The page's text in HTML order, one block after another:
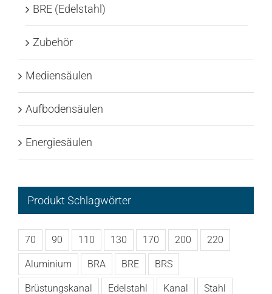
BRE (Edelstahl)
Zubehör
Mediensäulen
Aufbodensäulen
Energiesäulen
Produkt Schlagwörter
70 90 110 130 170 200 220
Aluminium BRA BRE BRS
Brüstungskanal Edelstahl Kanal Stahl